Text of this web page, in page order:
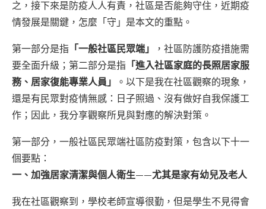
之，接下來是防疫人人有責，社區是否能夠守住，近期疫
情發展是關鍵，怎麼「守」是本文的重點。
第一部分是指 「一般社區民眾端」
，社區防護防疫措施需
要全面升級；第二部分是指 「進入社區家庭的長照居家服
務、居家復能專業人員」
。以下是我在社區觀察的現象，
還是有民眾對疫情無感：日子照過、沒有做好自我保護工
作；因此，我分享觀察所見與對應的解決對策。
第一部分，一般社區民眾端社區防疫對策，包含以下十一
個要點：
一、加強居家清潔與個人衛生——尤其是家有幼兒及老人
我在社區觀察到，學校老師宣導很勤，但是學生不見得會